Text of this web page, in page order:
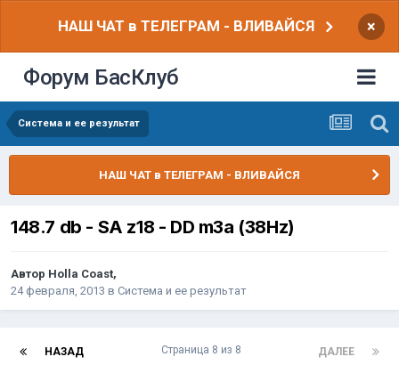
НАШ ЧАТ в ТЕЛЕГРАМ - ВЛИВАЙСЯ ×
Форум БасКлуб
Система и ее результат
НАШ ЧАТ в ТЕЛЕГРАМ - ВЛИВАЙСЯ
148.7 db - SA z18 - DD m3a (38Hz)
Автор Holla Coast,
24 февраля, 2013 в Система и ее результат
НАЗАД ДАЛЕЕ
Страница 8 из 8